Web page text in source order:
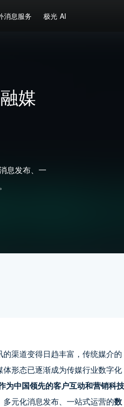
消息服务 极光 AI
媒
息发布、一
渠道变得日趋丰富，传统媒介的
形态已逐渐成为传媒行业数字化
中国领先的客户互动和营销科技
元化消息发布、一站式运营的数